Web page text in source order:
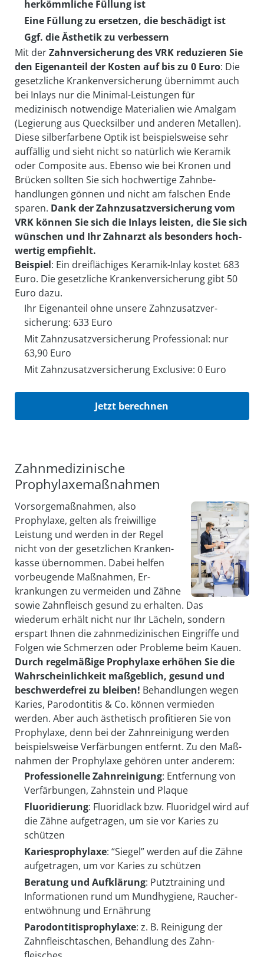
her­kömm­liche Füllung ist
Eine Füllung zu ersetzen, die be­schädigt ist
Ggf. die Ästhetik zu verbessern
Mit derZahnversicherung des VRK redu­zieren Sie
den Eigen­anteil der Kosten auf bis zu 0 Euro: Die
ge­setzliche Kranken­ve­rsicherung über­nimmt auch
bei Inlays nur die Minimal-Leistungen für
medizinisch not­wendige Materialien wie Amalgam
(Legierung aus Quecksilber und anderen Metallen).
Diese silber­farbene Optik ist beispiels­weise sehr
auffällig und sieht nicht so natürlich wie Keramik
oder Composite aus. Ebenso wie bei Kronen und
Brücken sollten Sie sich hoch­wertige Zahn­be­
handlungen gönnen und nicht am falschen Ende
sparen. Dank der Zahn­zusatz­ver­sicherung vom
VRK können Sie sich die Inlays leisten, die Sie sich
wünschen und Ihr Zahn­arzt als be­sonders hoch­
wertig empfiehlt.
Beispiel: Ein dreiflächiges Keramik-Inlay kostet 683
Euro. Die ge­setzliche Kranken­ver­sicherung gibt 50
Euro dazu.
Ihr Eigenanteil ohne unsere Zahn­zusatz­ver­
sicherung: 633 Euro
Mit Zahn­zusatz­ver­sicherung Professional: nur
63,90 Euro
Mit Zahn­zusatz­ver­sicherung Exclusive: 0 Euro
Jetzt berechnen
Zahnmedizinische
Prophylaxemaßnahmen
Vorsorgemaßnahmen, also
Prophylaxe, gelten als freiwillige
Leistung und werden in der Regel
nicht von der ge­setz­lichen Kranken­
kasse über­nommen. Dabei helfen
vorbeugende Maß­nahmen, Er­
krankungen zu vermeiden und Zähne
sowie Zahn­fleisch gesund zu erhalten. Das
wiederum erhält nicht nur Ihr Lächeln, sondern
erspart Ihnen die zahn­medi­zinischen Eingriffe und
Folgen wie Schmerzen oder Probleme beim Kauen.
Durch regel­mäßige Prophylaxe erhöhen Sie die
Wahr­schein­lich­keit maß­geblich, gesund und
beschwerde­frei zu bleiben! Be­handlungen wegen
Karies, Parodontitis & Co. können vermieden
werden. Aber auch ästhetisch profitieren Sie von
Prophylaxe, denn bei der Zahn­reinigung werden
beispiels­weise Ver­färbungen entfernt. Zu den Maß­
nahmen der Prophylaxe gehören unter anderem:
Professionelle Zahnreinigung: Entfernung von
Ver­färbungen, Zahn­stein und Plaque
Fluoridierung: Fluoridlack bzw. Fluoridgel wird auf
die Zähne auf­getragen, um sie vor Karies zu
schützen
Kariesprophylaxe: “Siegel” werden auf die Zähne
auf­getragen, um vor Karies zu schützen
Beratung und Aufklärung: Putztraining und
Informationen rund um Mund­hygiene, Raucher­
ent­wöhnung und Ernährung
Parodontitisprophylaxe: z. B. Reinigung der
Zahn­fleisch­taschen, Behandlung des Zahn­